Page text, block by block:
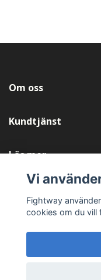
Om oss
Kundtjänst
Läs mer
Sociala medier
Vi
Fightway
cookies om du vill